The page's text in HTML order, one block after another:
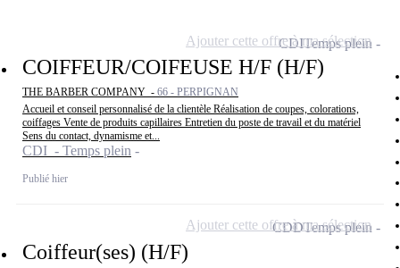
COIFFEUR/COIFEUSE H/F (H/F)
THE BARBER COMPANY - 66 - PERPIGNAN
Accueil et conseil personnalisé de la clientèle Réalisation de coupes, colorations,
coiffages Vente de produits capillaires Entretien du poste de travail et du matériel
Sens du contact, dynamisme et...
CDI - Temps plein
Publié hier
CDITemps plein
Ajouter cette offre à ma sélection
Coiffeur(ses) (H/F)
CDDTemps plein
Ajouter cette offre à ma sélection